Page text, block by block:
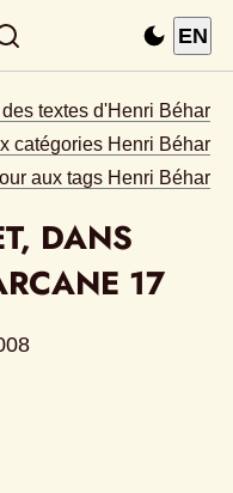
EN
textes d'Henri Béhar
catégories Henri Béhar
aux tags Henri Béhar
DANS
17